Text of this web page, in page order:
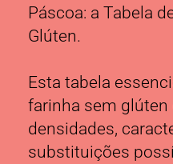
Páscoa: a Tabela
Glúten.
Esta tabela
farinha sem glúten
densidades,
substituições